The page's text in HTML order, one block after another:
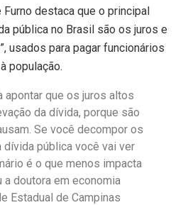
Furno destaca que o principal
pública no Brasil são os juros e
usados para pagar funcionários
população.
apontar que os juros altos
da dívida, porque são
Se você decompor os
dívida pública você vai ver
é o que menos impacta
a doutora em economia
Estadual de Campinas